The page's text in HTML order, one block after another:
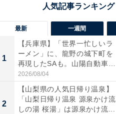
最新 一週間
1
【兵庫県】「世界一忙しいラ
ーメン」に、龍野の城下町を
再現したSAも。山陽自動車
道...
2026/08/04
2
【山梨県の人気日帰り温泉】
「山梨日帰り温泉 源泉かけ流
しの湯 桜湯」は源泉かけ流...